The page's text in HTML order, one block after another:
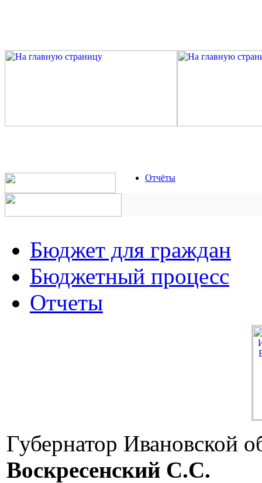
Отчёты
Бюджет для граждан
Бюджетный процесс
Отчеты
Губернатор Ивановской
Воскресенский C.C.